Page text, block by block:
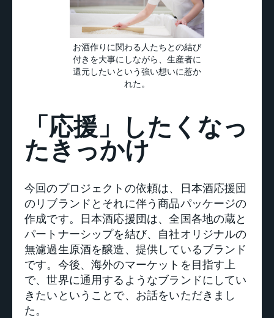
お酒作りに関わる人たちとの結び
付きを大事にしながら、生産者に
還元したいという強い想いに惹か
れた。
「応援」したくなっ
たきっかけ
今回のプロジェクトの依頼は、日本酒応援団
のリブランドとそれに伴う商品パッケージの
作成です。日本酒応援団は、全国各地の蔵と
パートナーシップを結び、自社オリジナルの
無濾過生原酒を醸造、提供しているブランド
です。今後、海外のマーケットを目指す上
で、世界に通用するようなブランドにしてい
きたいということで、お話をいただきまし
た。